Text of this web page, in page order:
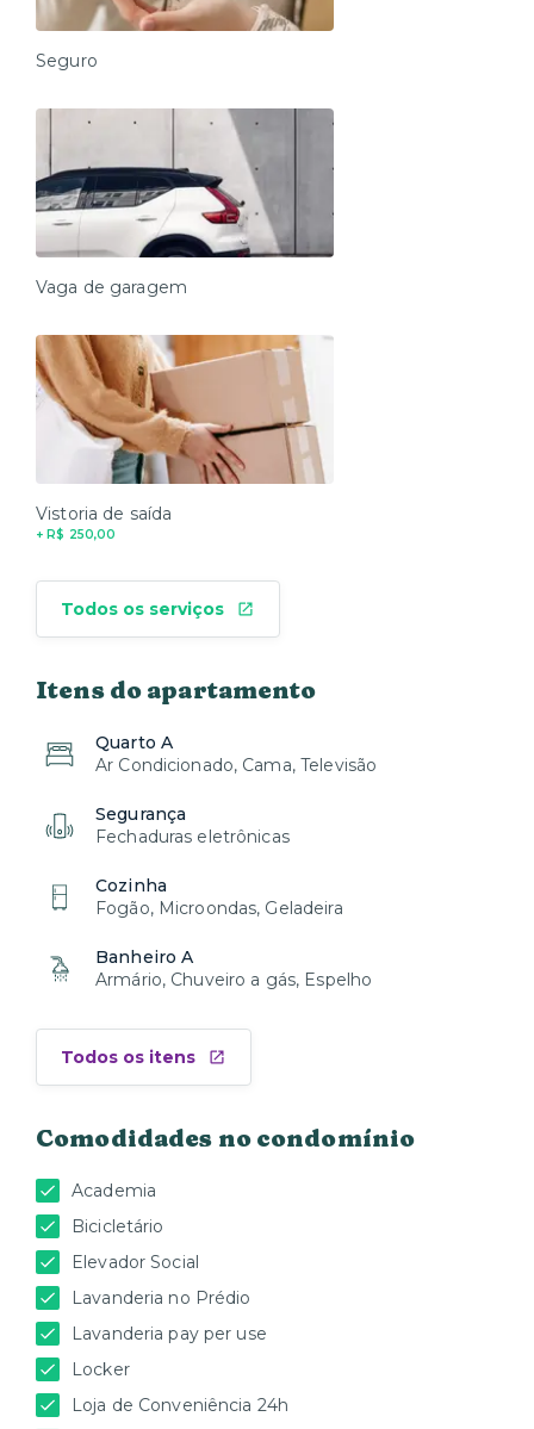
Seguro
Vaga de garagem
Vistoria de saída
+ R$ 250,00
Todos os serviços
Itens do apartamento
Quarto A
Ar Condicionado, Cama, Televisão
Segurança
Fechaduras eletrônicas
Cozinha
Fogão, Microondas, Geladeira
Banheiro A
Armário, Chuveiro a gás, Espelho
Todos os itens
Comodidades no condomínio
Academia
Bicicletário
Elevador Social
Lavanderia no Prédio
Lavanderia pay per use
Locker
Loja de Conveniência 24h